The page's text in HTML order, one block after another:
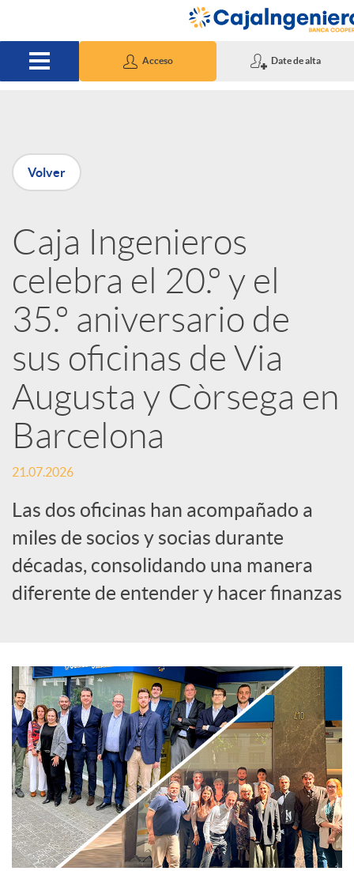
Acceso Date de alta
P
u
b
l
i
c
a
d
o
r
e
c
o
n
Volver
Caja Ingenieros
celebra el 20.º y el
35.º aniversario de
sus oficinas de Via
Augusta y Còrsega en
Barcelona
21.07.2026
Las dos oficinas han acompañado a
miles de socios y socias durante
décadas, consolidando una manera
diferente de entender y hacer finanzas